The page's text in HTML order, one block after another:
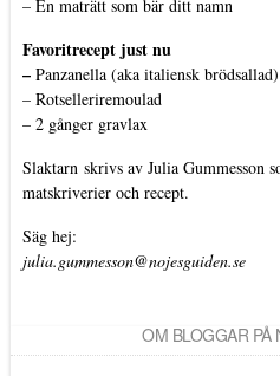
– En maträtt som bär ditt namn
Favoritrecept just nu
– Panzanella (aka italiensk brödsallad)
– Rotselleriremoulad
– 2 gånger gravlax
Slaktarn skrivs av Julia Gummesson
matskriverier och recept.
Säg hej:
julia.gummesson@nojesguiden.se
OM BLOGGAR PÅ